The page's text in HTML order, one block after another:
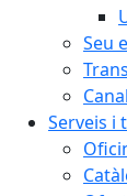
Seu
Serveis i